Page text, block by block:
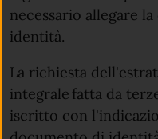
necessario allegare
identità.
La richiesta
integrale fatta da
iscritto con